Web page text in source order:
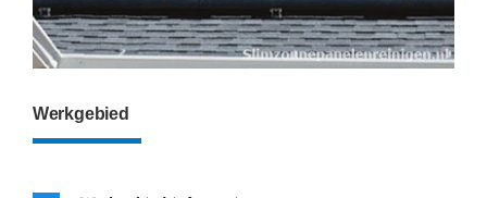
Werkgebied